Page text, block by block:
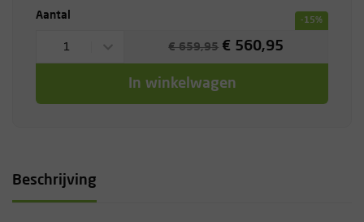
Aantal -15%
1 € 659,95 € 560,95
In winkelwagen
Beschrijving